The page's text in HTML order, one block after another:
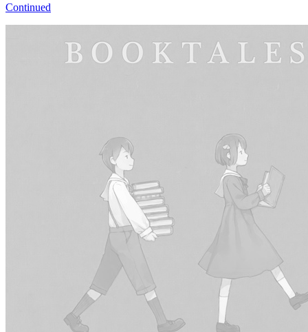
Continued